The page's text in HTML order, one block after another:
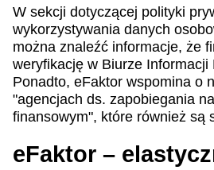
W sekcji dotyczącej polityki
wykorzystywania danych
można znaleźć informacje, że
weryfikację w Biurze Informacji
Ponadto, eFaktor wspomina o
"agencjach ds. zapobiegania
finansowym", które również są
eFaktor –